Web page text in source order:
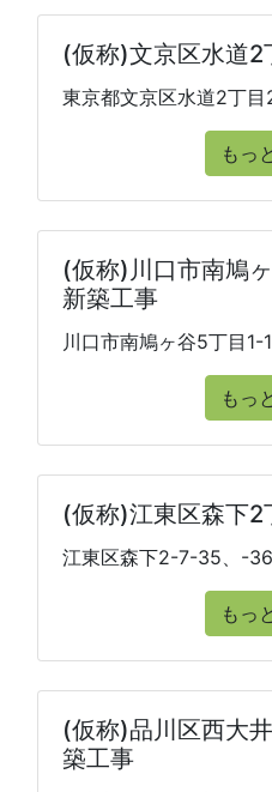
(仮称)文京区水道2
東京都文京区水道2丁目
もっ
(仮称)川口市南鳩
新築工事
川口市南鳩ヶ谷5丁目1-
もっ
(仮称)江東区森下2
江東区森下2-7-35、-
もっ
(仮称)品川区西大
築工事